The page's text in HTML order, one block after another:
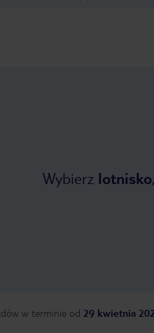
Wybierz lotnisko,
w terminie od 29 kwietnia